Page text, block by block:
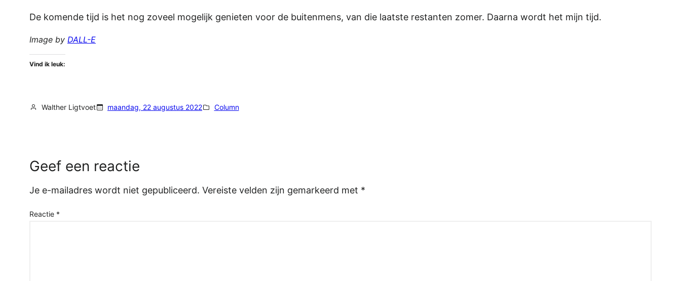
De komende tijd is het nog zoveel mogelijk genieten voor de buitenmens, van die laatste restanten zomer. Daarna wordt het mijn tijd.
Image by DALL-E
Vind ik leuk:
Walther Ligtvoet maandag, 22 augustus 2022 Column
Geef een reactie
Je e-mailadres wordt niet gepubliceerd. Vereiste velden zijn gemarkeerd met *
Reactie *